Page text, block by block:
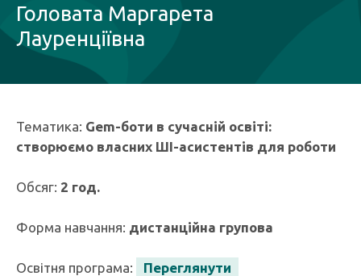
Головата Маргарета
Лауренціївна
Тематика: Gem-боти в сучасній освіті:
створюємо власних ШІ-асистентів для роботи
Обсяг: 2 год.
Форма навчання: дистанційна групова
Освітня програма: Переглянути